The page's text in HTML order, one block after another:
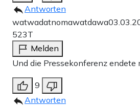
Antworten
watwadatnomawatdawa
523T
Melden
Und die Pressekonferenz endete
9
Antworten